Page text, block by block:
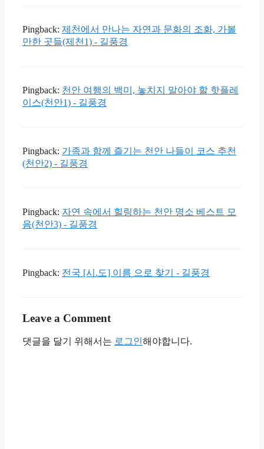
Pingback: 제천에서 만나는 자연과 문화의 조화, 가볼
만한 곳들(제천1) - 길풍경
Pingback: 천안 여행의 백미, 놓치지 말아야 할 핫플레
이스(천안1) - 길풍경
Pingback: 가족과 함께 즐기는 천안 나들이 코스 추천
(천안2) - 길풍경
Pingback: 자연 속에서 힐링하는 천안 명소 베스트 모
음(천안3) - 길풍경
Pingback: 전국 [시.도] 이름 으로 찾기 - 길풍경
Leave a Comment
댓글을 달기 위해서는 로그인해야합니다.